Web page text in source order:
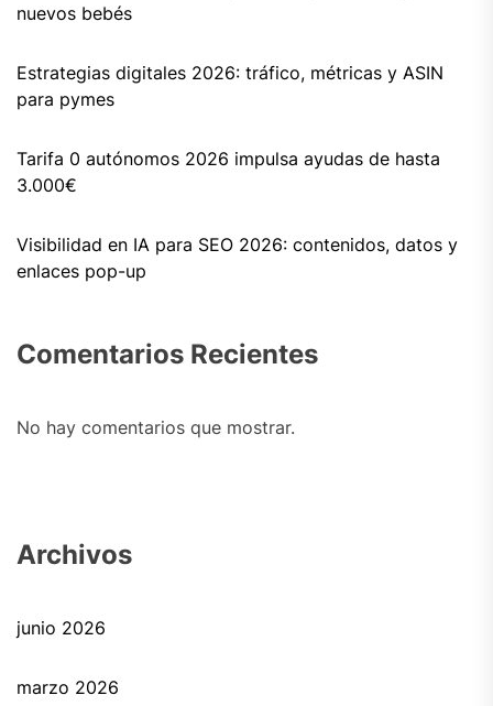
nuevos bebés
Estrategias digitales 2026: tráfico, métricas y ASIN
para pymes
Tarifa 0 autónomos 2026 impulsa ayudas de hasta
3.000€
Visibilidad en IA para SEO 2026: contenidos, datos y
enlaces pop-up
Comentarios Recientes
No hay comentarios que mostrar.
Archivos
junio 2026
marzo 2026